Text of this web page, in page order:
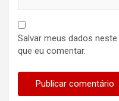
Salvar meus dados
que eu comentar.